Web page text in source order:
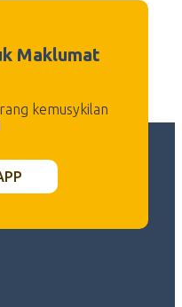
Maklumat
kemusykilan